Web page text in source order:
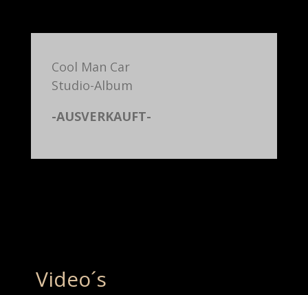
Cool Man Car
Studio-Album
-AUSVERKAUFT-
Video´s